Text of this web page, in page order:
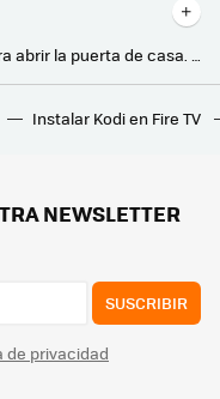
Este cerrajero enseña el sistema para abrir la puerta de casa. Y da igual si la llave esté puesta por dentro
Un bombero advierte: estos son los errores que cometemos y que pueden provocar un incendio en casa
Los bloqueos de LaLiga afectan hasta a quienes necesitan buscar una farmacia de guardia
Instalar Kodi en Fire TV
NEWSLETTER
SUSCRIBIR
de privacidad